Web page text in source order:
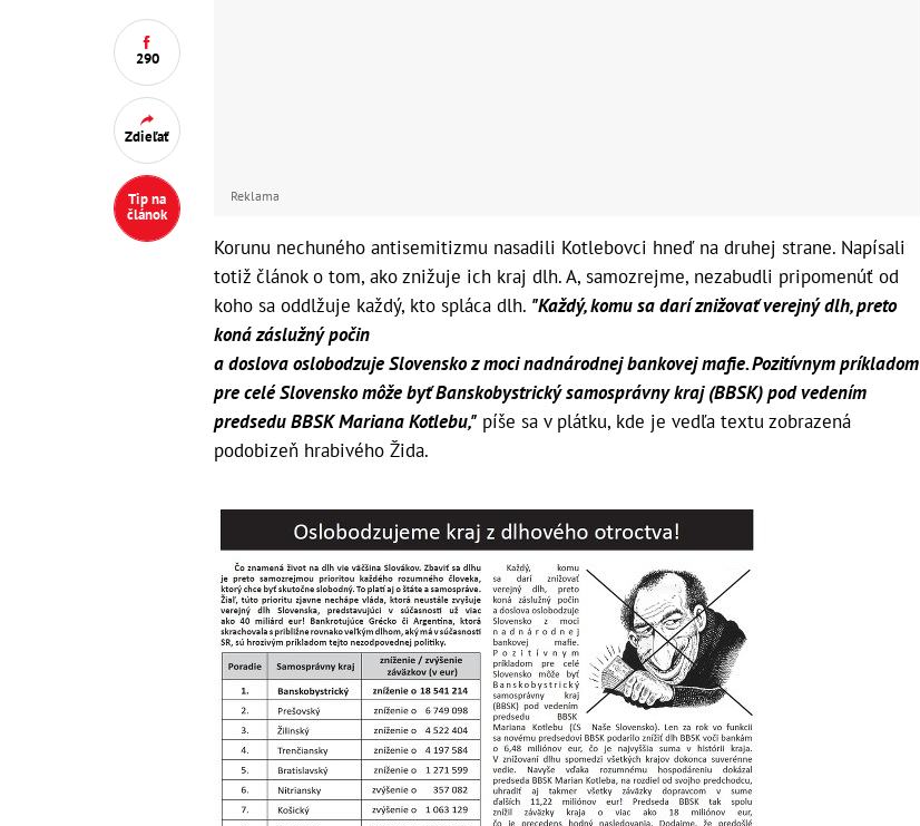
290
Zdieľať
Tip na
článok
Reklama
Korunu nechuného antisemitizmu nasadili Kotlebovci hneď na druhej strane. Napísali
totiž článok o tom, ako znižuje ich kraj dlh. A, samozrejme, nezabudli pripomenúť od
koho sa oddlžuje každý, kto spláca dlh. "Každý, komu sa darí znižovať verejný dlh, preto
koná záslužný počin
a doslova oslobodzuje Slovensko z moci nadnárodnej bankovej mafie. Pozitívnym príkladom
pre celé Slovensko môže byť Banskobystrický samosprávny kraj (BBSK) pod vedením
predsedu BBSK Mariana Kotlebu," píše sa v plátku, kde je vedľa textu zobrazená
podobizeň hrabivého Žida.